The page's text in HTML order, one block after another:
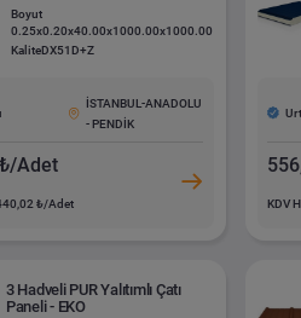
Boyut
0.25x0.20x40.00x1000.00x1000.00
KaliteDX51D+Z
İSTANBUL-ANADOLU
- PENDİK
Adet
₺/Adet KDV
3 Hadveli PUR Yalıtımlı Çatı
Paneli - EKO